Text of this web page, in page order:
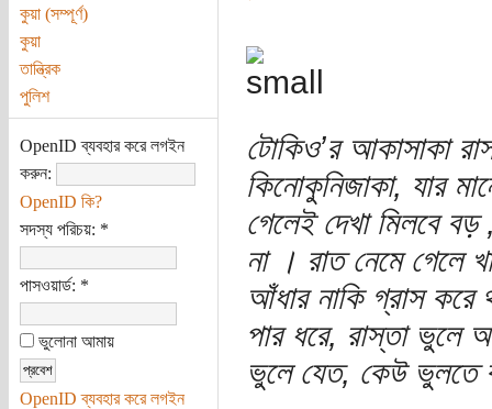
কুয়া (সম্পূর্ণ)
কুয়া
তান্ত্রিক
পুলিশ
OpenID ব্যবহার করে লগইন
করুন:
OpenID কি?
সদস্য পরিচয়: *
পাসওয়ার্ড: *
ভুলোনা আমায়
OpenID ব্যবহার করে লগইন
টোকিও’র আকাসাকা
কিনোকুনিজাকা, যার
গেলেই দেখা মিলবে
না । রাত নেমে গেলে
আঁধার নাকি গ্রাস
পার ধরে, রাস্তা ভুলে
ভুলে যেত, কেউ ভুলতে